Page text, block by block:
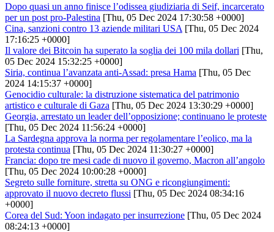
Dopo quasi un anno finisce l’odissea giudiziaria di Seif, incarcerato
per un post pro-Palestina [Thu, 05 Dec 2024 17:30:58 +0000]
Cina, sanzioni contro 13 aziende militari USA [Thu, 05 Dec 2024
17:16:25 +0000]
Il valore dei Bitcoin ha superato la soglia dei 100 mila dollari [Thu,
05 Dec 2024 15:32:25 +0000]
Siria, continua l’avanzata anti-Assad: presa Hama [Thu, 05 Dec
2024 14:15:37 +0000]
Genocidio culturale: la distruzione sistematica del patrimonio
artistico e culturale di Gaza [Thu, 05 Dec 2024 13:30:29 +0000]
Georgia, arrestato un leader dell’opposizione; continuano le proteste
[Thu, 05 Dec 2024 11:56:24 +0000]
La Sardegna approva la norma per regolamentare l’eolico, ma la
protesta continua [Thu, 05 Dec 2024 11:30:27 +0000]
Francia: dopo tre mesi cade di nuovo il governo, Macron all’angolo
[Thu, 05 Dec 2024 10:00:28 +0000]
Segreto sulle forniture, stretta su ONG e ricongiungimenti:
approvato il nuovo decreto flussi [Thu, 05 Dec 2024 08:34:16
+0000]
Corea del Sud: Yoon indagato per insurrezione [Thu, 05 Dec 2024
08:24:13 +0000]